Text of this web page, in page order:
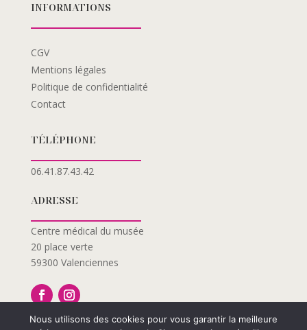
INFORMATIONS
CGV
Mentions légales
Politique de confidentialité
Contact
TÉLÉPHONE
06.41.87.43.42
ADRESSE
Centre médical du musée
20 place verte
59300 Valenciennes
Nous utilisons des cookies pour vous garantir la meilleure